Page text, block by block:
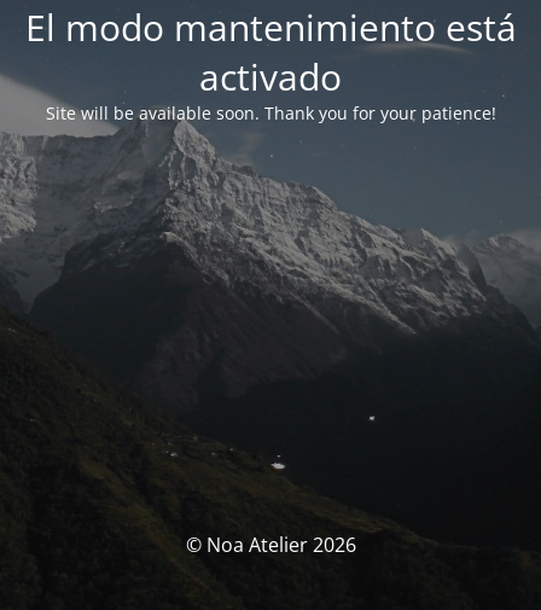
El modo mantenimiento está
activado
Site will be available soon. Thank you for your patience!
© Noa Atelier 2026